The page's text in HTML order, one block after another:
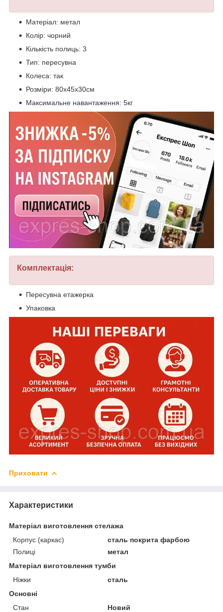
Матеріал: метал
Колір: чорний
Кількість полиць: 3
Тип: пересувна
Колеса: так
Розміри: 80х45х30см
Максимальне навантаження: 5кг
Комплектація:
Пересувна етажерка
Упаковка
Приховати
Характеристики
Матеріал виготовлення стелажа
Корпус (каркас)
сталь покрита фарбою
Полиці
метал
Матеріал виготовлення тумби
Ніжки
сталь
Основні
Стан
Новий